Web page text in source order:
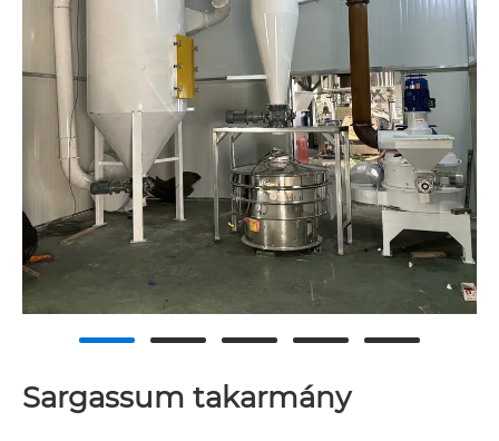
Sargassum takarmány